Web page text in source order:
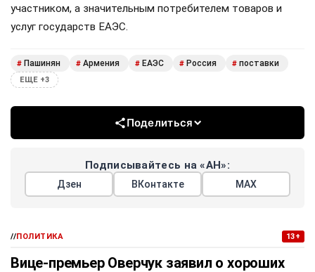
участником, а значительным потребителем товаров и
услуг государств ЕАЭС.
# Пашинян # Армения # ЕАЭС # Россия # поставки
ЕЩЕ +3
Поделиться
Подписывайтесь на «АН»:
Дзен ВКонтакте МАХ
//ПОЛИТИКА 13+
Вице-премьер Оверчук заявил о хороших